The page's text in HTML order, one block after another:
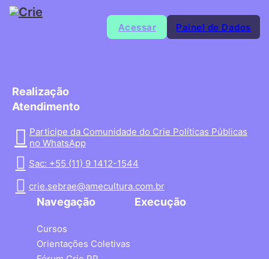
Acessar Painel de Dados
Realização
Atendimento
Participe da Comunidade do Crie Políticas Públicas
no WhatsApp
Sac: +55 (11) 9 1412-1544
crie.sebrae@amecultura.com.br
Navegação
Cursos
Orientações Coletivas
Execução